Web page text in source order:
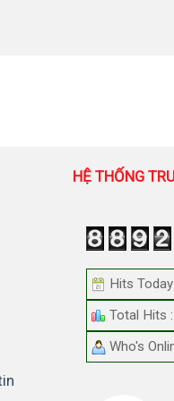
HỆ THỐNG
Hits
Total Hits
Who's